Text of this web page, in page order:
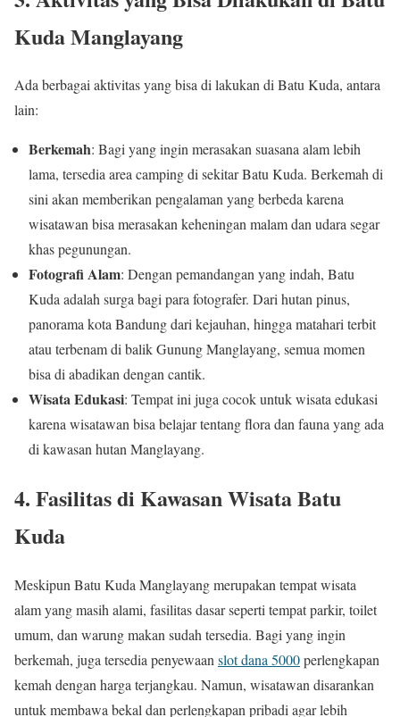
Kuda Manglayang
Ada berbagai aktivitas yang bisa di lakukan di Batu Kuda, antara
lain:
Berkemah: Bagi yang ingin merasakan suasana alam lebih
lama, tersedia area camping di sekitar Batu Kuda. Berkemah di
sini akan memberikan pengalaman yang berbeda karena
wisatawan bisa merasakan keheningan malam dan udara segar
khas pegunungan.
Fotografi Alam: Dengan pemandangan yang indah, Batu
Kuda adalah surga bagi para fotografer. Dari hutan pinus,
panorama kota Bandung dari kejauhan, hingga matahari terbit
atau terbenam di balik Gunung Manglayang, semua momen
bisa di abadikan dengan cantik.
Wisata Edukasi: Tempat ini juga cocok untuk wisata edukasi
karena wisatawan bisa belajar tentang flora dan fauna yang ada
di kawasan hutan Manglayang.
4. Fasilitas di Kawasan Wisata Batu
Kuda
Meskipun Batu Kuda Manglayang merupakan tempat wisata
alam yang masih alami, fasilitas dasar seperti tempat parkir, toilet
umum, dan warung makan sudah tersedia. Bagi yang ingin
berkemah, juga tersedia penyewaanslot dana 5000perlengkapan
kemah dengan harga terjangkau. Namun, wisatawan disarankan
untuk membawa bekal dan perlengkapan pribadi agar lebih